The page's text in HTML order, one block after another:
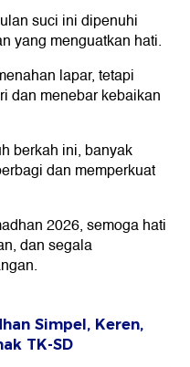
suci ini dipenuhi
yang menguatkan hati.
lapar, tetapi
dan menebar kebaikan
berkah ini, banyak
dan memperkuat
2026, semoga hati
dan segala
Simpel, Keren,
TK-SD